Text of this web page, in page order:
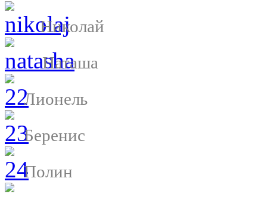
Николай
Наташа
Лионель
Беренис
Полин